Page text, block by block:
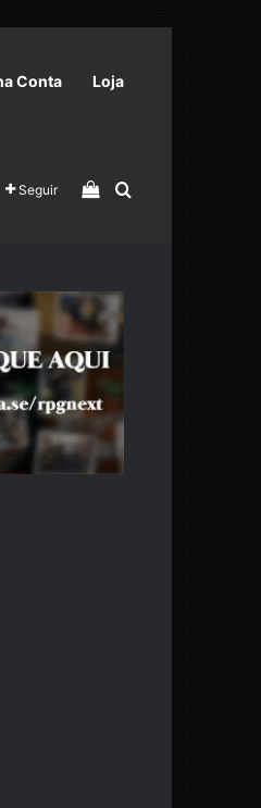
Conta Loja
Seguir Veja seu carrinho
Procurar por